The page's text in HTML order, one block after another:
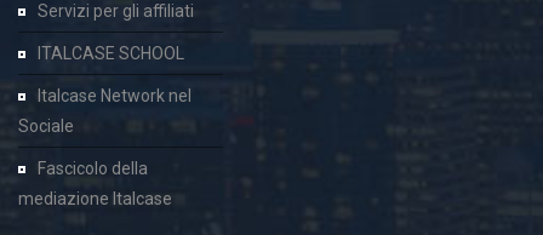
Servizi per gli affiliati
ITALCASE SCHOOL
Italcase Network nel
Sociale
Fascicolo della
mediazione Italcase